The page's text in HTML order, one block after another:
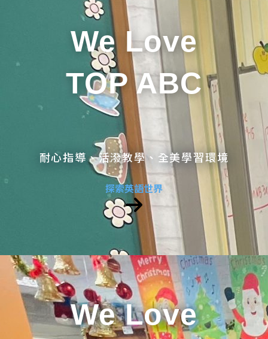
We Love
TOP ABC
耐心指導、活潑教學、全美學習環境
探索英語世界
We Love